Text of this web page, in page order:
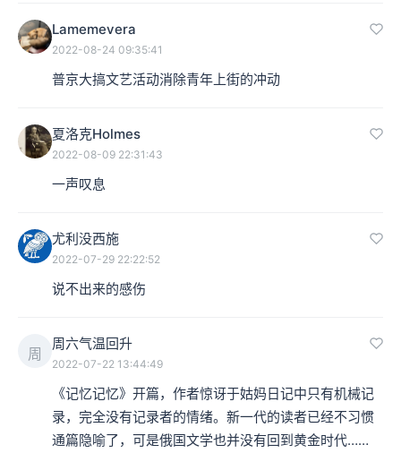
Lamemevera
2022-08-24 09:35:41
普京大搞文艺活动消除青年上街的冲动
夏洛克Holmes
2022-08-09 22:31:43
一声叹息
尤利没西施
2022-07-29 22:22:52
说不出来的感伤
周
周六气温回升
2022-07-22 13:44:49
《记忆记忆》开篇，作者惊讶于姑妈日记中只有机械记
录，完全没有记录者的情绪。新一代的读者已经不习惯
通篇隐喻了，可是俄国文学也并没有回到黄金时代……